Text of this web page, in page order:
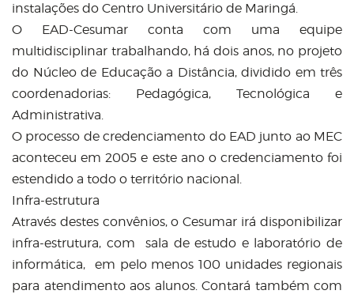
instalações do Centro Universitário de Maringá.
O EAD-Cesumar conta com uma equipe
multidisciplinar trabalhando, há dois anos, no projeto
do Núcleo de Educação a Distância, dividido em três
coordenadorias: Pedagógica, Tecnológica e
Administrativa.
O processo de credenciamento do EAD junto ao MEC
aconteceu em 2005 e este ano o credenciamento foi
estendido a todo o território nacional.
Infra-estrutura
Através destes convênios, o Cesumar irá disponibilizar
infra-estrutura, com sala de estudo e laboratório de
informática, em pelo menos 100 unidades regionais
para atendimento aos alunos. Contará também com